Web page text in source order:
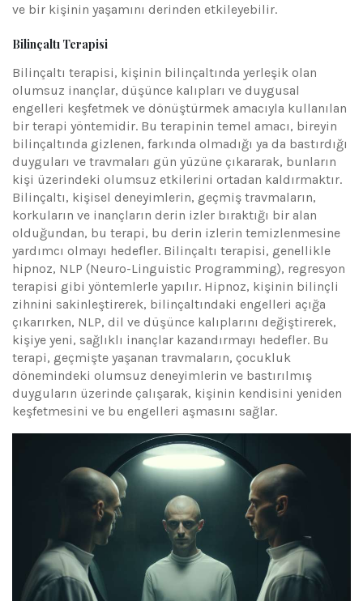
ve bir kişinin yaşamını derinden etkileyebilir.
Bilinçaltı Terapisi
Bilinçaltı terapisi, kişinin bilinçaltında yerleşik olan
olumsuz inançlar, düşünce kalıpları ve duygusal
engelleri keşfetmek ve dönüştürmek amacıyla kullanılan
bir terapi yöntemidir. Bu terapinin temel amacı, bireyin
bilinçaltında gizlenen, farkında olmadığı ya da bastırdığı
duyguları ve travmaları gün yüzüne çıkararak, bunların
kişi üzerindeki olumsuz etkilerini ortadan kaldırmaktır.
Bilinçaltı, kişisel deneyimlerin, geçmiş travmaların,
korkuların ve inançların derin izler bıraktığı bir alan
olduğundan, bu terapi, bu derin izlerin temizlenmesine
yardımcı olmayı hedefler. Bilinçaltı terapisi, genellikle
hipnoz, NLP (Neuro-Linguistic Programming), regresyon
terapisi gibi yöntemlerle yapılır. Hipnoz, kişinin bilinçli
zihnini sakinleştirerek, bilinçaltındaki engelleri açığa
çıkarırken, NLP, dil ve düşünce kalıplarını değiştirerek,
kişiye yeni, sağlıklı inançlar kazandırmayı hedefler. Bu
terapi, geçmişte yaşanan travmaların, çocukluk
dönemindeki olumsuz deneyimlerin ve bastırılmış
duyguların üzerinde çalışarak, kişinin kendisini yeniden
keşfetmesini ve bu engelleri aşmasını sağlar.